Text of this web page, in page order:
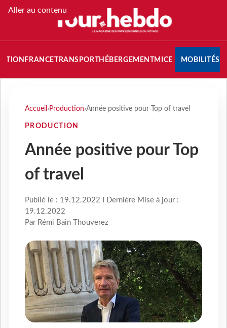
Aller au contenu
FRANCETRANSPORT HÉBERGEMENTMICE MOBILITÉS
Accueil › Production›Année positive pour Top of travel
PRODUCTION
Année positive pour Top
of travel
Publié le : 19.12.2022 I Dernière Mise à jour :
19.12.2022
Par Rémi Bain Thouverez